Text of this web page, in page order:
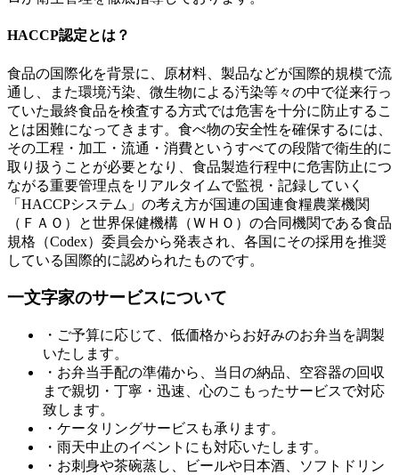
HACCP認定とは？
食品の国際化を背景に、原材料、製品などが国際的規模で流
通し、また環境汚染、微生物による汚染等々の中で従来行っ
ていた最終食品を検査する方式では危害を十分に防止するこ
とは困難になってきます。食べ物の安全性を確保するには、
その工程・加工・流通・消費というすべての段階で衛生的に
取り扱うことが必要となり、食品製造行程中に危害防止につ
ながる重要管理点をリアルタイムで監視・記録していく
「HACCPシステム」の考え方が国連の国連食糧農業機関
（ＦＡＯ）と世界保健機構（ＷＨＯ）の合同機関である食品
規格（Codex）委員会から発表され、各国にその採用を推奨
している国際的に認められたものです。
一文字家のサービスについて
・ご予算に応じて、低価格からお好みのお弁当を調製
いたします。
・お弁当手配の準備から、当日の納品、空容器の回収
まで親切・丁寧・迅速、心のこもったサービスで対応
致します。
・ケータリングサービスも承ります。
・雨天中止のイベントにも対応いたします。
・お刺身や茶碗蒸し、ビールや日本酒、ソフトドリン